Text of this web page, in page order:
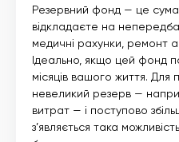
Резервний фонд — це
відкладаєте на
медичні рахунки, ремонт
Ідеально, якщо цей фонд
місяців вашого життя.
невеликий резерв —
витрат — і поступово
з’являється така